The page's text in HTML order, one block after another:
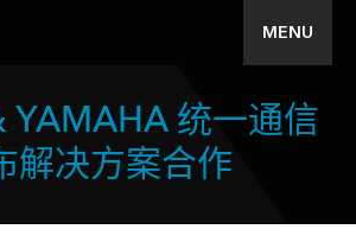
MENU
YAMAHA 统一通信
解决方案合作